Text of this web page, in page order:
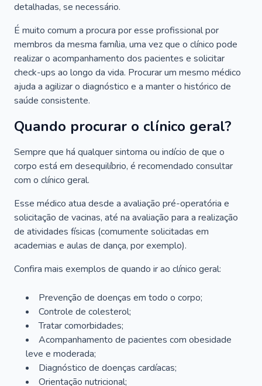
detalhadas, se necessário.
É muito comum a procura por esse profissional por
membros da mesma família, uma vez que o clínico pode
realizar o acompanhamento dos pacientes e solicitar
check-ups ao longo da vida. Procurar um mesmo médico
ajuda a agilizar o diagnóstico e a manter o histórico de
saúde consistente.
Quando procurar o clínico geral?
Sempre que há qualquer sintoma ou indício de que o
corpo está em desequilíbrio, é recomendado consultar
com o clínico geral.
Esse médico atua desde a avaliação pré-operatória e
solicitação de vacinas, até na avaliação para a realização
de atividades físicas (comumente solicitadas em
academias e aulas de dança, por exemplo).
Confira mais exemplos de quando ir ao clínico geral:
Prevenção de doenças em todo o corpo;
Controle de colesterol;
Tratar comorbidades;
Acompanhamento de pacientes com obesidade
leve e moderada;
Diagnóstico de doenças cardíacas;
Orientação nutricional;